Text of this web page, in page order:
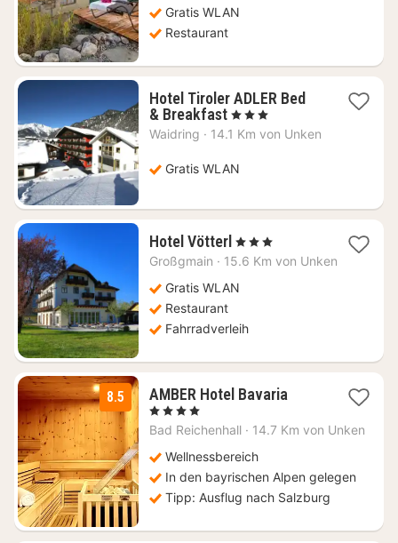
Gratis WLAN
Restaurant
Hotel Tiroler ADLER Bed
& Breakfast1
Nacht
137,20
€
, 3 Sterne
Waidring · 14.1 Km von Unken
Gratis WLAN
Hotel Vötterl 1
Nacht
112,79
, 3 Sterne
Großgmain · 15.6 Km von Unken
Gratis WLAN
Restaurant
Fahrradverleih
8.5 AMBER Hotel Bavaria1
ab
, 4 Sterne
Bad Reichenhall · 14.7 Km von Unken
Wellnessbereich
In den bayrischen Alpen gelegen
Tipp: Ausflug nach Salzburg